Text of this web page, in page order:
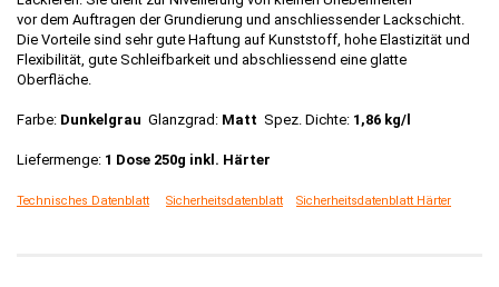
vor dem Auftragen der Grundierung und anschliessender Lackschicht.
Die Vorteile sind sehr gute Haftung auf Kunststoff, hohe Elastizität und
Flexibilität, gute Schleifbarkeit und abschliessend eine glatte
Oberfläche.
Farbe: Dunkelgrau Glanzgrad: Matt Spez. Dichte: 1,86 kg/l
Liefermenge: 1 Dose 250g inkl. Härter
Technisches Datenblatt Sicherheitsdatenblatt Sicherheitsdatenblatt Härter